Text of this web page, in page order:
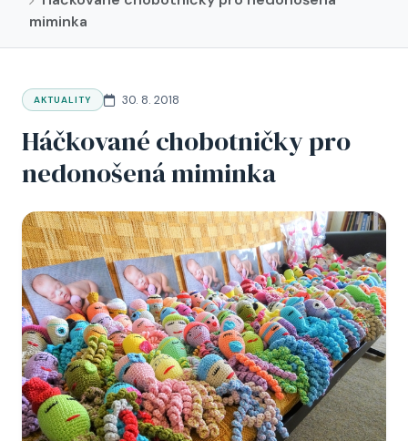
miminka
AKTUALITY 30. 8. 2018
Háčkované chobotničky pro
nedonošená miminka